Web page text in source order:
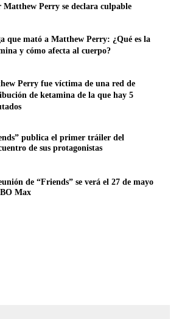
Matthew Perry se declara culpable
que mató a Matthew Perry: ¿Qué es la
y cómo afecta al cuerpo?
Perry fue víctima de una red de
de ketamina de la que hay 5
publica el primer tráiler del
de sus protagonistas
de “Friends” se verá el 27 de mayo
Max